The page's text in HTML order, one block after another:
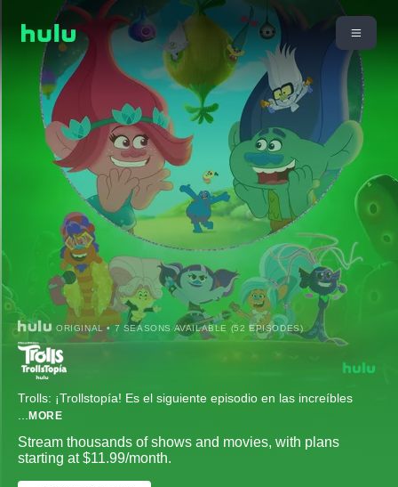
ORIGINAL • 7 SEASONS AVAILABLE (52 EPISODES)
Trolls: ¡Trollstopía! Es el siguiente episodio en las increíbles
... MORE
Stream thousands of shows and movies, with plans
starting at $11.99/month.